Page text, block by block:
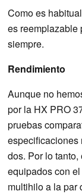
Como es
es reemplazable
siempre.
Rendimiento
Aunque no
por la HX PRO
pruebas
especificaciones
dos. Por lo
equipados con
multihilo a la par